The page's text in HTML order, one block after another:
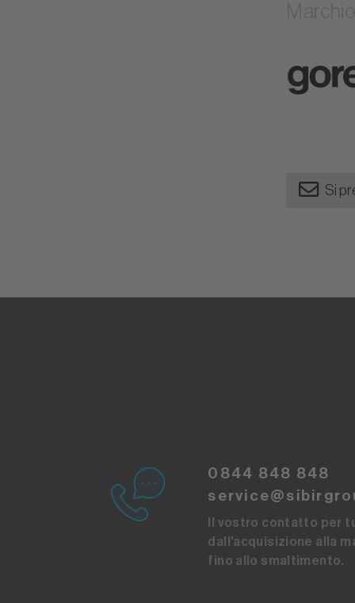
Si
0844 848 848
Il vostro contatto per
dall'acquisizione alla
fino allo smaltimento.